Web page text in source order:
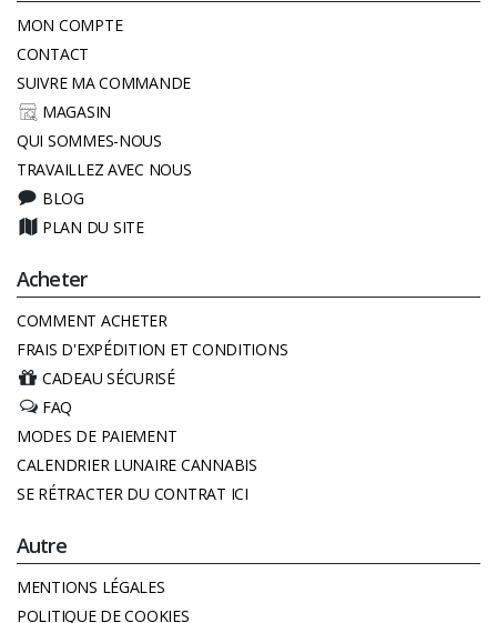
MON COMPTE
CONTACT
SUIVRE MA COMMANDE
MAGASIN
QUI SOMMES-NOUS
TRAVAILLEZ AVEC NOUS
BLOG
PLAN DU SITE
Acheter
COMMENT ACHETER
FRAIS D'EXPÉDITION ET CONDITIONS
CADEAU SÉCURISÉ
FAQ
MODES DE PAIEMENT
CALENDRIER LUNAIRE CANNABIS
SE RÉTRACTER DU CONTRAT ICI
Autre
MENTIONS LÉGALES
POLITIQUE DE COOKIES